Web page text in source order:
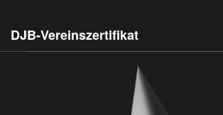
DJB-Vereinszertifikat